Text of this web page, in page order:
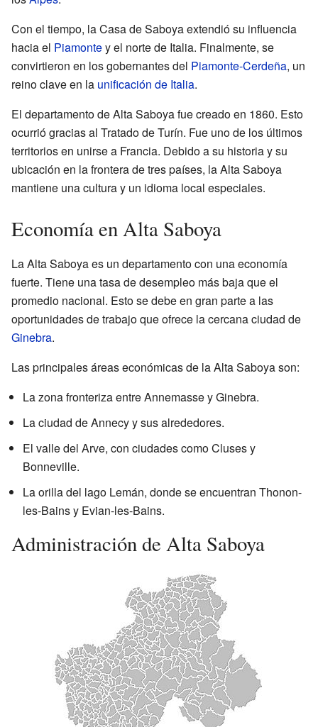
Con el tiempo, la Casa de Saboya extendió su influencia
hacia el Piamontey el norte de Italia. Finalmente, se
convirtieron en los gobernantes del Piamonte-Cerdeña, un
reino clave en la unificación de Italia.
El departamento de Alta Saboya fue creado en 1860. Esto
ocurrió gracias al Tratado de Turín. Fue uno de los últimos
territorios en unirse a Francia. Debido a su historia y su
ubicación en la frontera de tres países, la Alta Saboya
mantiene una cultura y un idioma local especiales.
Economía en Alta Saboya
La Alta Saboya es un departamento con una economía
fuerte. Tiene una tasa de desempleo más baja que el
promedio nacional. Esto se debe en gran parte a las
oportunidades de trabajo que ofrece la cercana ciudad de
Ginebra.
Las principales áreas económicas de la Alta Saboya son:
La zona fronteriza entre Annemasse y Ginebra.
La ciudad de Annecy y sus alrededores.
El valle del Arve, con ciudades como Cluses y
Bonneville.
La orilla del lago Lemán, donde se encuentran Thonon-
les-Bains y Evian-les-Bains.
Administración de Alta Saboya